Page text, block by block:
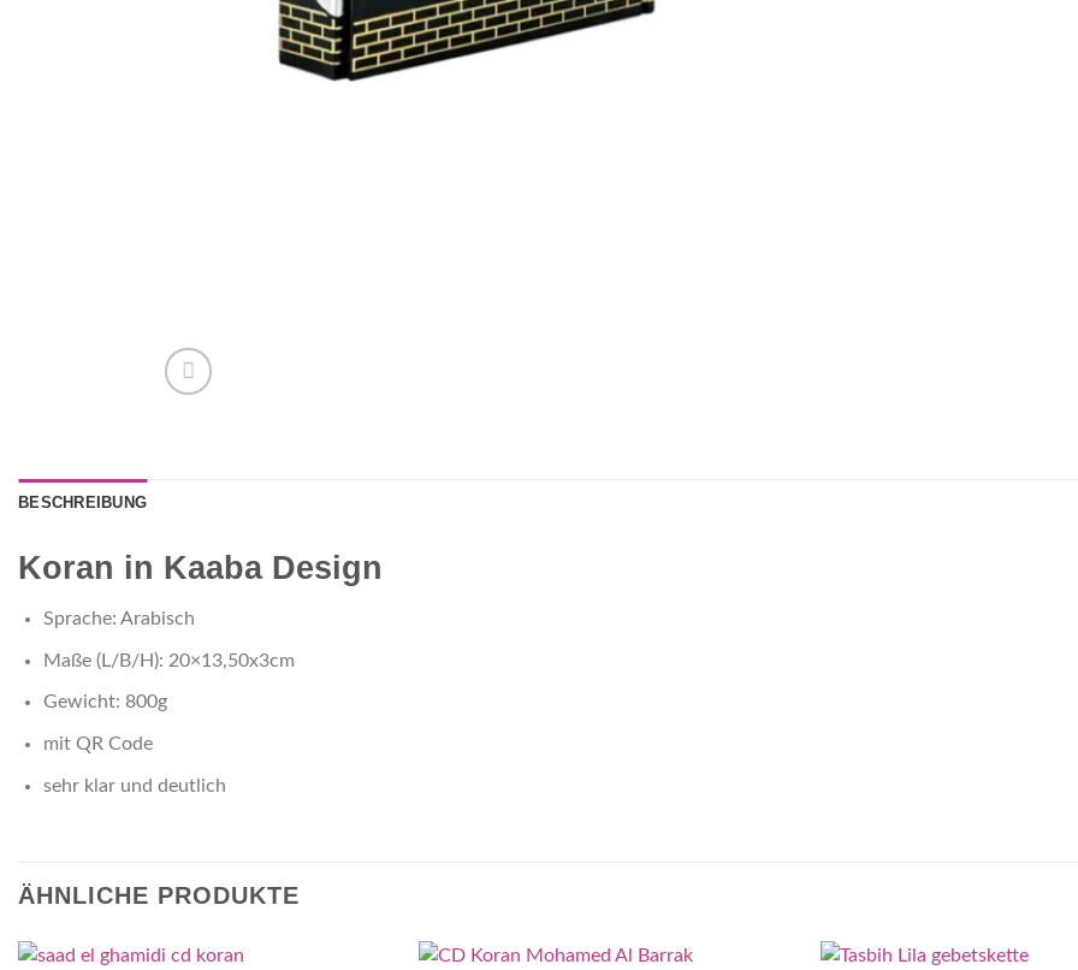
BESCHREIBUNG
Koran in Kaaba Design
Sprache: Arabisch
Maße (L/B/H): 20×13,50x3cm
Gewicht: 800g
mit QR Code
sehr klar und deutlich
ÄHNLICHE PRODUKTE